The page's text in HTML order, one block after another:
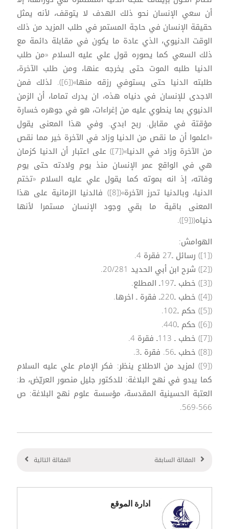
أن سعي الإنسان نحو ذلك الهدف لا يتوقف، لأنه يمثل
حقيقة الإنسان في حاجة المستمر في طلب المزيد من ذلك
الوقت الدنيوي، الذي عادة ما يكون في مقابلة دائمة مع
ذلك السعي كما يصوره قول علي عليه السلام «من طلب
الدنيا طلبه الموت حتى يخرجه عنها، ومن طلب الآخرة،
طلبته الدنيا حتى يستوفي رزقه منها»([6]). لذلك فمن
الاجدى للإنسان في دنياه هذه، ان يدرك تماما، أن الزمن
الدنيوي بما ينطوي عليه من إغراءات، هو في جوهره خسارة
مؤقتة في مقابل. ربح ابدي. وفي هذا المعنى يقول
«اعلموا أن ما نقص من الدنيا وزاد في الآخرة خير مما نقص
من الآخرة وزاد في الدنيا»([7]) على اعتبار أن الدنيا كزمان
هي في الواقع عمر الإنسان منذ يوم ولادته حتى يوم
وفاته، إذ انه بموته كما يقول علي عليه السلام «تختم
الدنيا، وبالدنيا تحرز الآخرة»([8]) فالدنيا الزمانية على هذا
المعنى باقية ما بقي وجود الإنسان مستمرا لأنها
دنياه(([9]).
الهوامش:
([1]) رسائل ـ27 فقرة 4.
([2]) شرح ابن أبي الحديد 20/281.
([3]) خطب ـ197ـ المطلع.
([4]) خطب ـ220ـ فقرة ـ اخرها.
([5]) حكم ـ102.
([6]) حكم ـ440.
([7]) خطب ـ 113ـ فقرة 4.
([8]) خطب ـ56. فقرة ـ3.
([9]) لمزيد من الاطلاع ينظر: فكر الإمام علي عليه السلام
كما يبدو في نهج البلاغة: للدكتور جليل منصور العريّض، ط:
العتبة الحسينية المقدسة، مؤسسة علوم نهج البلاغة: ص
566-569.
المقالة السابقة المقالة التالية
ادارة الموقع